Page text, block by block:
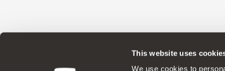
This website uses
We use cookies to
ORIGINALNI DODACI -